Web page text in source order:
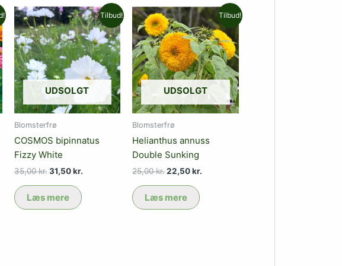
Tilbud!
UDSOLGT
Blomsterfrø
COSMOS bipinnatus
Fizzy White
35,00kr.
Den
oprindelige
pris
var:
35,00 kr..
31,50kr.
Den
aktuelle
pris
er:
31,50 kr..
Læs mere
Tilbud!
UDSOLGT
Blomsterfrø
Helianthus annuss
Double Sunking
25,00kr.
Den
oprindelige
pris
var:
25,00 kr..
22,50kr.
Den
aktuelle
pris
er:
22,50 kr..
Læs mere